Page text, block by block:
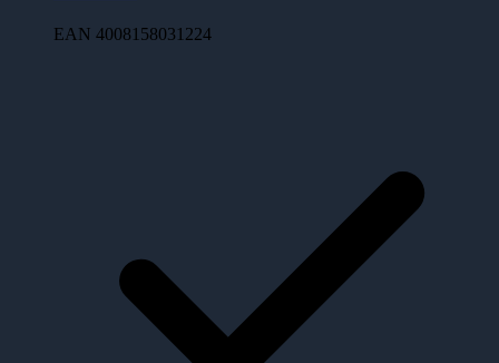
EAN 4008158031224